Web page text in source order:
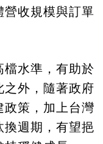
收規模與訂單
檔水準，有助於
之外，隨著政府
政策，加上台灣
換週期，有望挹